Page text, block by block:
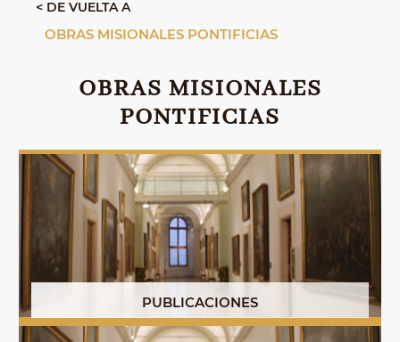
< DE VUELTA A
OBRAS MISIONALES PONTIFICIAS
OBRAS MISIONALES
PONTIFICIAS
PUBLICACIONES